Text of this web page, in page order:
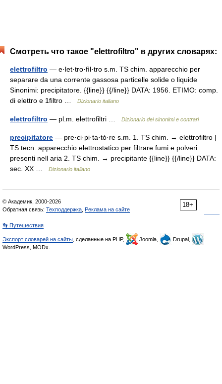
Смотреть что такое "elettrofiltro" в других словарях:
elettrofiltro — e·let·tro·fìl·tro s.m. TS chim. apparecchio per
separare da una corrente gassosa particelle solide o liquide
Sinonimi: precipitatore. {{line}} {{/line}} DATA: 1956. ETIMO: comp.
di elettro e 1filtro …
Dizionario italiano
elettrofiltro — pl.m. elettrofiltri … Dizionario dei sinonimi e contrari
precipitatore — pre·ci·pi·ta·tó·re s.m. 1. TS chim. → elettrofiltro |
TS tecn. apparecchio elettrostatico per filtrare fumi e polveri
presenti nell aria 2. TS chim. → precipitante {{line}} {{/line}} DATA:
sec. XX …
Dizionario italiano
18+
© Академик, 2000-2026
Обратная связь: Техподдержка Реклама на сайте
👣 Путешествия
Экспорт словарей на сайты , сделанные на PHP, Joomla,
Drupal,
WordPress, MODx.